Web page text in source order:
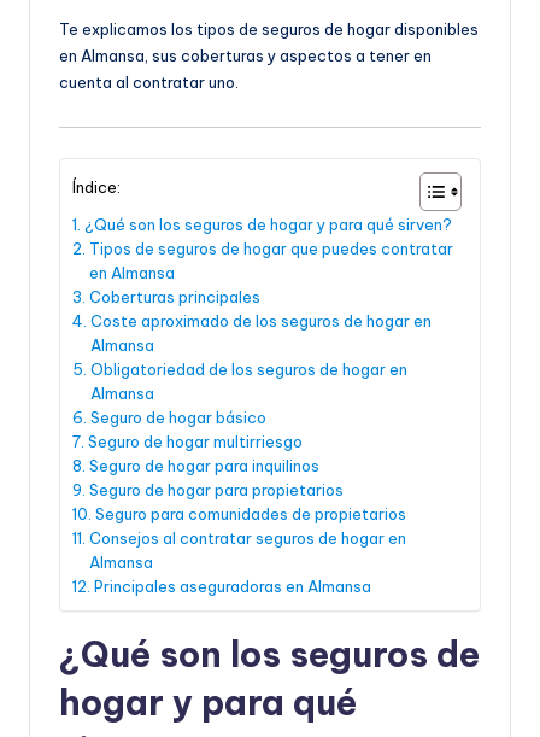
Te explicamos los tipos de seguros de hogar disponibles
en Almansa, sus coberturas y aspectos a tener en
cuenta al contratar uno.
Índice:
¿Qué son los seguros de hogar y para qué sirven?
Tipos de seguros de hogar que puedes contratar
en Almansa
Coberturas principales
Coste aproximado de los seguros de hogar en
Almansa
Obligatoriedad de los seguros de hogar en
Almansa
Seguro de hogar básico
Seguro de hogar multirriesgo
Seguro de hogar para inquilinos
Seguro de hogar para propietarios
Seguro para comunidades de propietarios
Consejos al contratar seguros de hogar en
Almansa
Principales aseguradoras en Almansa
¿Qué son los seguros de
hogar y para qué